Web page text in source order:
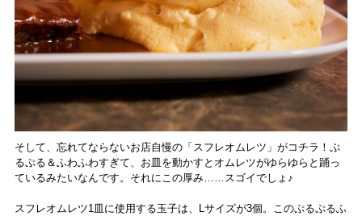
そして、忘れてならないお店自慢の「スフレオムレツ」がコチラ！ぷ
るぷる＆ふわふわすぎて、お皿を動かすとオムレツがゆらゆらと踊っ
ているみたいなんです。それにこの厚み……スゴイでしょ♪
スフレオムレツ1皿に使用する玉子は、Lサイズが3個。このぷるぷるふ